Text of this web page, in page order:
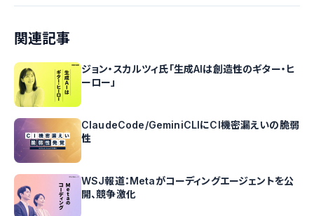
関連記事
ジョン・スカルツィ氏「生成AIは創造性のギター・ヒ
ーロー」
ClaudeCode/GeminiCLIにCI機密漏えいの脆弱
性
WSJ報道：Metaがコーディングエージェントを公
開、競争激化